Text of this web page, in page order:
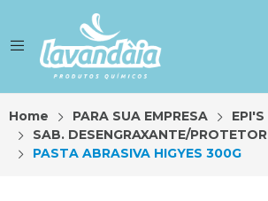
Home PARA SUA EMPRESA
EPI'S
SAB. DESENGRAXANTE/PROTETOR
PASTA ABRASIVA HIGYES 300G